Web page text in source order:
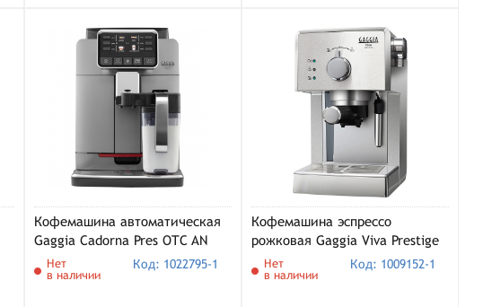
Кофемашина автоматическая
Gaggia Cadorna Pres OTC AN
9604/01, серый
Нет
в наличии
Код: 1022795-1
Кофемашина эспрессо
рожковая Gaggia Viva Prestige
RI8437/11
Нет
в наличии
Код: 1009152-1